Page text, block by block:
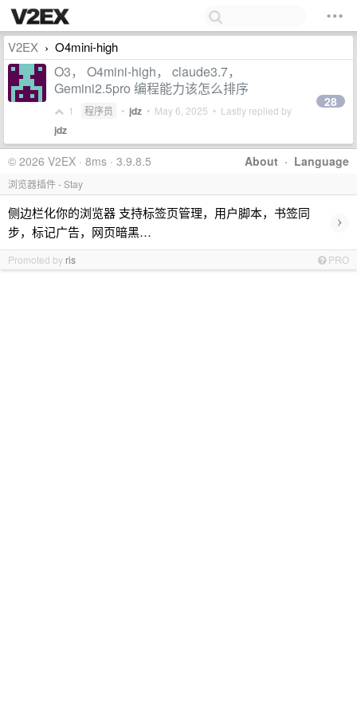
V2EX › O4mini-high
O3， O4mini-high， claude3.7，
Gemini2.5pro 编程能力该怎么排序
1 程序员 • jdz • May 6, 2025 • Lastly replied by
jdz
28
About · Language
© 2026 V2EX · 8ms · 3.9.8.5
浏览器插件 - Stay
侧边栏化你的浏览器 支持标签页管理，用户脚本，书签同
步，标记广告，网页暗黑…
›
Promoted by ris PRO